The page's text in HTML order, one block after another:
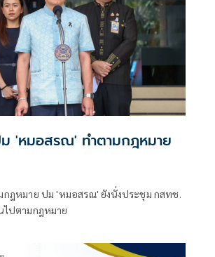
'หมอสรณ' ทำตามกฎหมาย
ฎหมาย ปม 'หมอสรณ' ยังนั่งประชุม กสทช.
ปตามกฎหมาย